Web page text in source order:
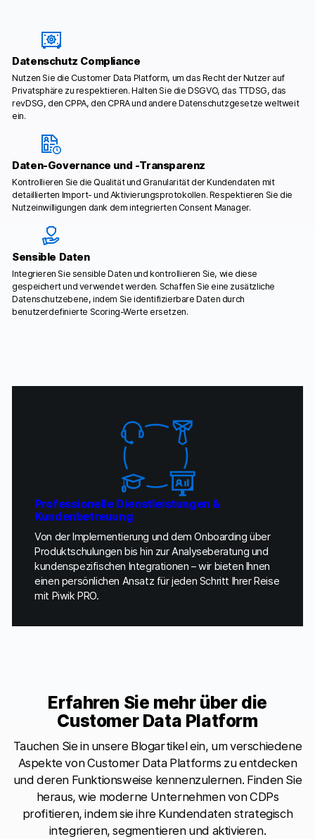
Datenschutz Compliance
Nutzen Sie die Customer Data Platform, um das Recht der Nutzer auf
Privatsphäre zu respektieren. Halten Sie die DSGVO, das TTDSG, das
revDSG, den CPPA, den CPRA und andere Datenschutzgesetze weltweit
ein.
Daten-Governance und -Transparenz
Kontrollieren Sie die Qualität und Granularität der Kundendaten mit
detaillierten Import- und Aktivierungsprotokollen. Respektieren Sie die
Nutzeinwilligungen dank dem integrierten Consent Manager.
Sensible Daten
Integrieren Sie sensible Daten und kontrollieren Sie, wie diese
gespeichert und verwendet werden. Schaffen Sie eine zusätzliche
Datenschutzebene, indem Sie identifizierbare Daten durch
benutzerdefinierte Scoring-Werte ersetzen.
Professionelle Dienstleistungen &
Kundenbetreuung
Von der Implementierung und dem Onboarding über
Produktschulungen bis hin zur Analyseberatung und
kundenspezifischen Integrationen – wir bieten Ihnen
einen persönlichen Ansatz für jeden Schritt Ihrer Reise
mit Piwik PRO.
Erfahren Sie mehr über die
Customer Data Platform
Tauchen Sie in unsere Blogartikel ein, um verschiedene
Aspekte von Customer Data Platforms zu entdecken
und deren Funktionsweise kennenzulernen. Finden Sie
heraus, wie moderne Unternehmen von CDPs
profitieren, indem sie ihre Kundendaten strategisch
integrieren, segmentieren und aktivieren.